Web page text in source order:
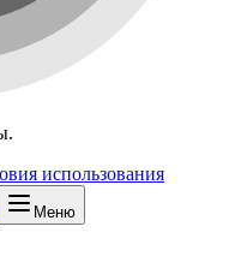
использования
Меню